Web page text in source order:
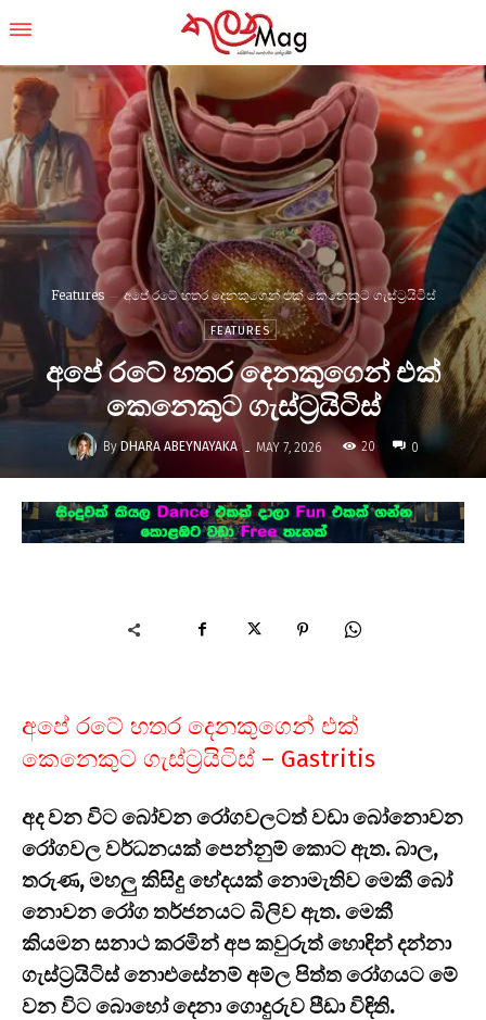
Features අපේ රටේ හතර දෙනකුගෙන් එක් කෙනෙකුට ගැස්ට්‍රයිටිස්
FEATURES
අපේ රටේ හතර දෙනකුගෙන් එක්
කෙනෙකුට ගැස්ට්‍රයිටිස්
By DHARA ABEYNAYAKA - MAY 7, 2026 20 0
අපේ රටේ හතර දෙනකුගෙන් එක්
කෙනෙකුට ගැස්ට්‍රයිටිස් – Gastritis
අද වන විට බෝවන රෝගවලටත් වඩා බෝනොවන
රෝගවල වර්ධනයක් පෙන්නුම් කොට ඇත. බාල,
තරුණ, මහලු කිසිදු භේදයක් නොමැතිව මෙකී බෝ
නොවන රෝග තර්ජනයට බිලිව ඇත. මෙකී
කියමන සනාථ කරමින් අප කවුරුත් හොඳින් දන්නා
ගැස්ට්‍රයිටිස් නොඑසේනම් අම්ල පිත්ත රෝගයට මේ
වන විට බොහෝ දෙනා ගොදුරුව පීඩා විඳිති.